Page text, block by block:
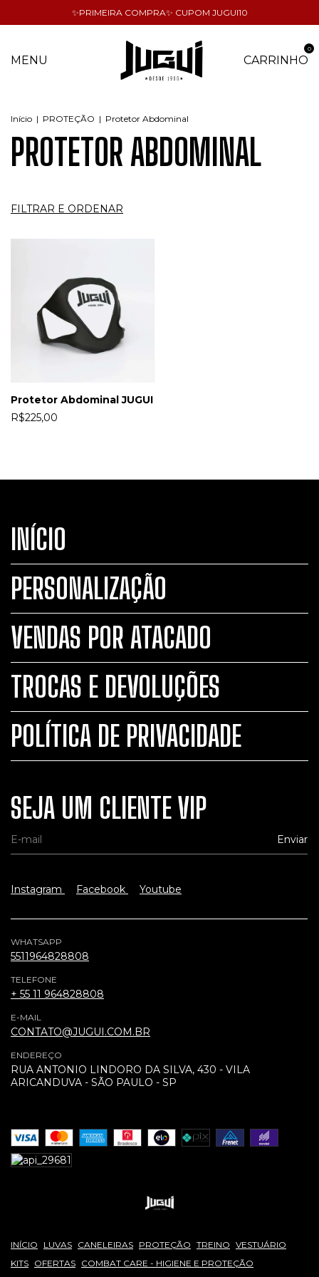
✨PRIMEIRA COMPRA✨ CUPOM JUGUI10
MENU CARRINHO
0
Início | PROTEÇÃO | Protetor Abdominal
PROTETOR ABDOMINAL
FILTRAR E ORDENAR
Protetor Abdominal JUGUI
R$225,00
INÍCIO
PERSONALIZAÇÃO
VENDAS POR ATACADO
TROCAS E DEVOLUÇÕES
POLÍTICA DE PRIVACIDADE
SEJA UM CLIENTE VIP
Instagram Facebook Youtube
WHATSAPP
5511964828808
TELEFONE
+ 55 11 964828808
E-MAIL
CONTATO@JUGUI.COM.BR
ENDEREÇO
RUA ANTONIO LINDORO DA SILVA, 430 - VILA
ARICANDUVA - SÃO PAULO - SP
INÍCIO LUVAS CANELEIRAS PROTEÇÃO TREINO VESTUÁRIO
KITS OFERTAS COMBAT CARE - HIGIENE E PROTEÇÃO